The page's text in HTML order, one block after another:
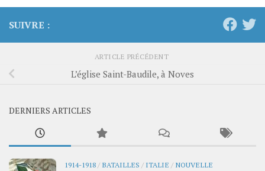
SUIVRE :
ARTICLE PRÉCÉDENT
L’église Saint-Baudile, à Noves
DERNIERS ARTICLES
1914-1918 / BATAILLES / ITALIE / NOUVELLE